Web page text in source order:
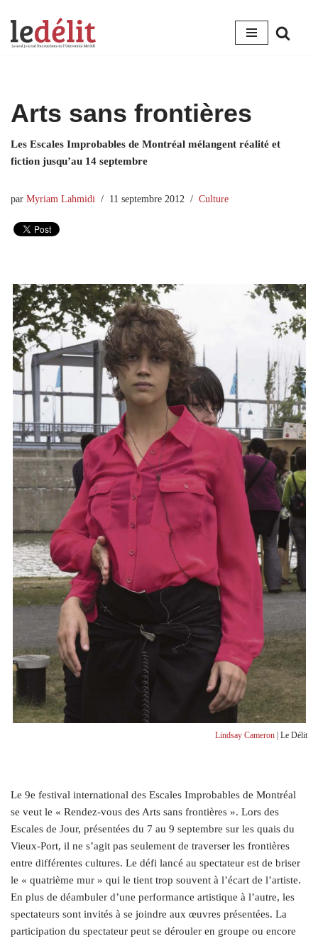
Aller
Arts sans frontières
Les Escales Improbables de Montréal mélangent réalité et
fiction jusqu’au 14 septembre
par Myriam Lahmidi 11 septembre 2012 Culture
Lindsay Cameron | Le Délit
Le 9e festival international des Escales Improbables de Montréal
se veut le « Rendez-vous des Arts sans frontières ». Lors des
Escales de Jour, présentées du 7 au 9 septembre sur les quais du
Vieux-Port, il ne s’agit pas seulement de traverser les frontières
entre différentes cultures. Le défi lancé au spectateur est de briser
le « quatrième mur » qui le tient trop souvent à l’écart de l’artiste.
En plus de déambuler d’une performance artistique à l’autre, les
spectateurs sont invités à se joindre aux œuvres présentées. La
participation du spectateur peut se dérouler en groupe ou encore